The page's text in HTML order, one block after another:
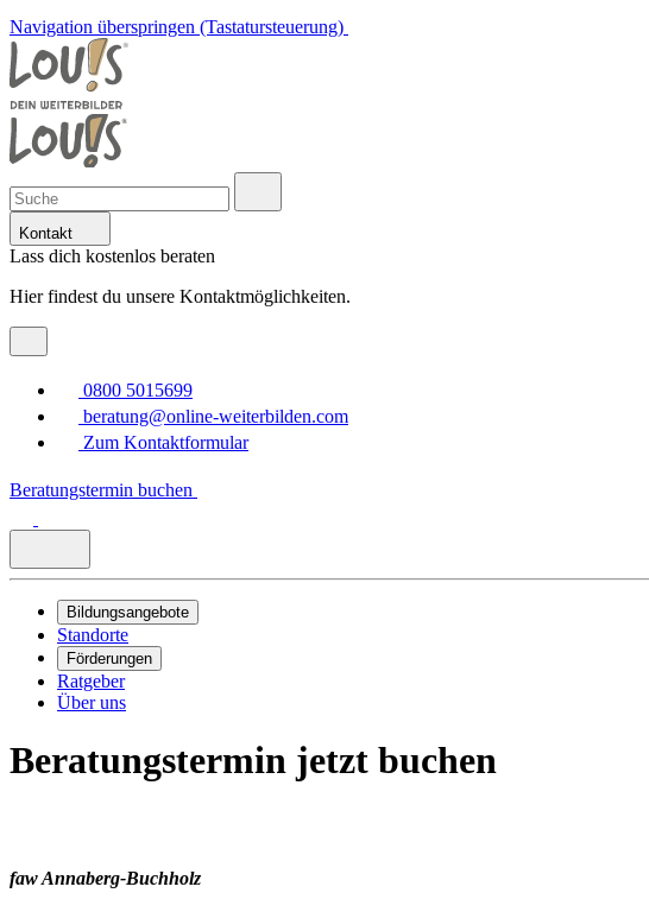
Navigation überspringen (Tastatursteuerung)
Kontakt
Lass dich kostenlos beraten
Hier findest du unsere Kontaktmöglichkeiten.
0800 5015699
beratung@online-weiterbilden.com
Zum Kontaktformular
Beratungstermin buchen
Bildungsangebote
Standorte
Förderungen
Ratgeber
Über uns
Beratungstermin jetzt buchen
faw Annaberg-Buchholz